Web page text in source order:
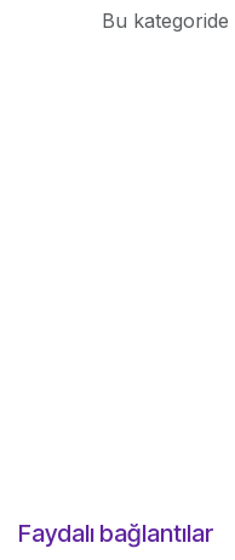
Bu kategoride
Faydalı bağlantılar